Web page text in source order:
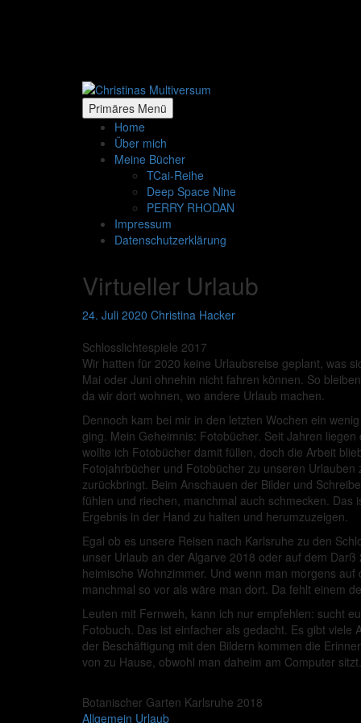
Primäres Menü
Home
Über mich
Meine Bücher
TCai-Reihe
Deep Space Nine
PERRY RHODAN
Impressum
Datenschutzerklärung
Virtueller Urlaub
24. Juli 2020 Christina Hacker
Schlosslichtespiele 2017
Wir hatten für 2020 keine Urlaubsreise geplant, was
Mai oder Juni ohnehin nicht fahren können. So
da wir dort wohnen, wo andere Urlaub machen.
Dennoch kam bei mir in den letzten Wochen ein
ging. Mein Geheimnis: Fotobücher. Seit Jahren
wollte ich Fotobücher damit füllen, doch die Arbeit
Fotojahrbücher und Fotobücher zu unseren
zurückbringt. Beim Anschauen der Bilder und
fühlen und riechen, manchmal auch schmecken.
Ergebnis in der Hand zu halten und herumzuzeigen.
Egal ob es unsere Reisen nach Karlsruhe zu den
unser Urlaub an der Algarve 2018 oder auf dem
heimische Wohnzimmer. Und wenn man morgens
manchmal so vor als wäre man dort. Da fehlt einem
Leuten mit Fernweh, kann ich nur empfehlen: sucht
Fotobuch. Das ist einfacher als gedacht. Es gibt
der Beschäftigung mit den Bildern kommen die
von zu Hause, obwohl man daheim am Computer sitzt.
Botanischer Garten Karlsruhe 2018
Allgemein Urlaub